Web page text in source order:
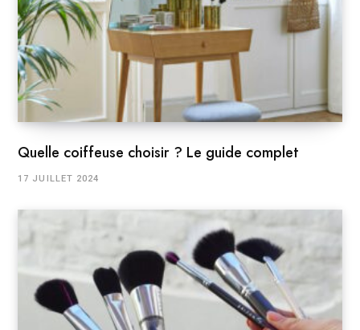
Quelle coiffeuse choisir ? Le guide complet
17 JUILLET 2024